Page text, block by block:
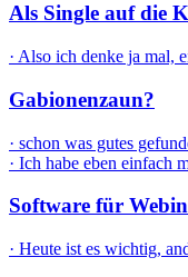
Als Single auf die
· Also ich denke ja mal,
Gabionenzaun?
· schon was gutes
· Ich habe eben einfach
Software für
· Heute ist es wichtig,